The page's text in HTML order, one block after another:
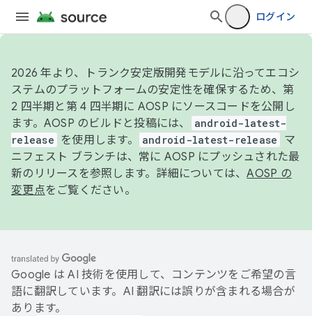
ログイン
2026 年より、トランク安定版開発モデルに沿ってエコシ
ステムのプラットフォームの安定性を確保するため、第
2 四半期と第 4 四半期に AOSP にソースコードを公開し
ます。AOSP のビルドと投稿には、
android-latest-
release
を使用します。 android-latest-release
マ
ニフェスト ブランチは、常に AOSP にプッシュされた最
新のリリースを参照します。詳細については、AOSP の
変更点をご覧ください。
Google は AI 技術を使用して、コンテンツをご希望の言
語に翻訳しています。AI 翻訳には誤りが含まれる場合が
あります。